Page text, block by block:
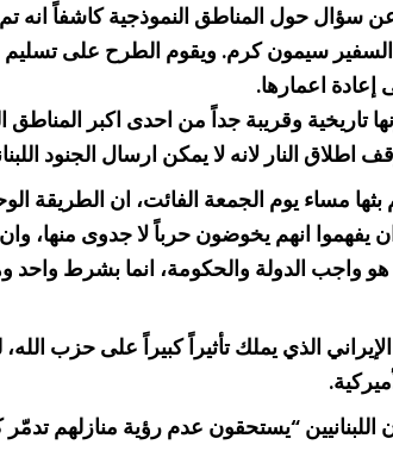
حول المناطق النموذجية كاشفاً انه تم
سيمون كرم. ويقوم الطرح على
إعادة اعمارها.
تاريخية وقريبة جداً من احدى اكبر
النار لانه لا يمكن ارسال الجنود
مساء يوم الجمعة الفائت، ان الطريقة
يفهموا انهم يخوضون حرباً لا جدوى منها،
واجب الدولة والحكومة، انما بشرط واحد
الذي يملك تأثيراً كبيراً على حزب